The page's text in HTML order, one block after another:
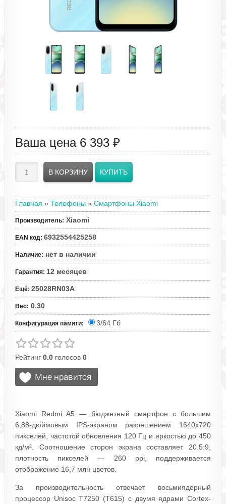
Ваша цена 6 393 ₽
Главная » Телефоны » Смартфоны Xiaomi
Производитель: Xiaomi
EAN код: 6932554425258
Наличие: нет в наличии
Гарантия: 12 месяцев
Ещё: 25028RN03A
Вес: 0.30
Конфигурация памяти: 3/64 Гб
Рейтинг 0.0голосов 0
Xiaomi Redmi A5 — бюджетный смартфон с большим
6,88-дюймовым IPS-экраном разрешением 1640x720
пикселей, частотой обновления 120 Гц и яркостью до 450
кд/м². Соотношение сторон экрана составляет 20.5:9,
плотность пикселей — 260 ppi, поддерживается
отображение 16,7 млн цветов.
За производительность отвечает восьмиядерный
процессор Unisoc T7250 (T615) с двумя ядрами Cortex-